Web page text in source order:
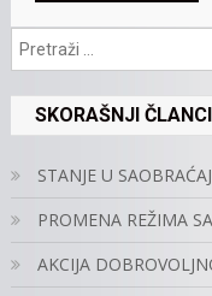
SKORAŠNJI ČLANCI
STANJE U
PROMENA REŽIMA
AKCIJA